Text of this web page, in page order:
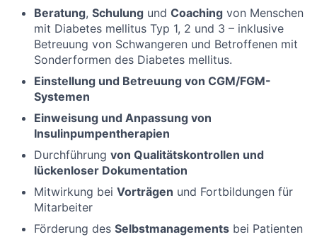
Beratung, Schulung und Coaching von Menschen
mit Diabetes mellitus Typ 1, 2 und 3 – inklusive
Betreuung von Schwangeren und Betroffenen mit
Sonderformen des Diabetes mellitus.
Einstellung und Betreuung von CGM/FGM-
Systemen
Einweisung und Anpassung von
Insulinpumpentherapien
Durchführung von Qualitätskontrollen und
lückenloser Dokumentation
Mitwirkung bei Vorträgen und Fortbildungen für
Mitarbeiter
Förderung des Selbstmanagements bei Patienten